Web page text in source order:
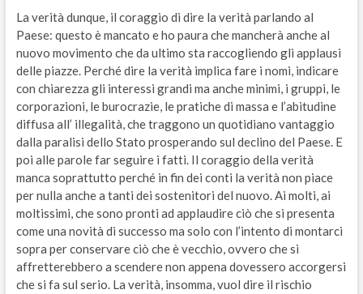
La verità dunque, il coraggio di dire la verità parlando al
Paese: questo è mancato e ho paura che mancherà anche al
nuovo movimento che da ultimo sta raccogliendo gli applausi
delle piazze. Perché dire la verità implica fare i nomi, indicare
con chiarezza gli interessi grandi ma anche minimi, i gruppi, le
corporazioni, le burocrazie, le pratiche di massa e l’abitudine
diffusa all’ illegalità, che traggono un quotidiano vantaggio
dalla paralisi dello Stato prosperando sul declino del Paese. E
poi alle parole far seguire i fatti. Il coraggio della verità
manca soprattutto perché in fin dei conti la verità non piace
per nulla anche a tanti dei sostenitori del nuovo. Ai molti, ai
moltissimi, che sono pronti ad applaudire ciò che si presenta
come una novità di successo ma solo con l’intento di montarci
sopra per conservare ciò che è vecchio, ovvero che si
affretterebbero a scendere non appena dovessero accorgersi
che si fa sul serio. La verità, insomma, vuol dire il rischio